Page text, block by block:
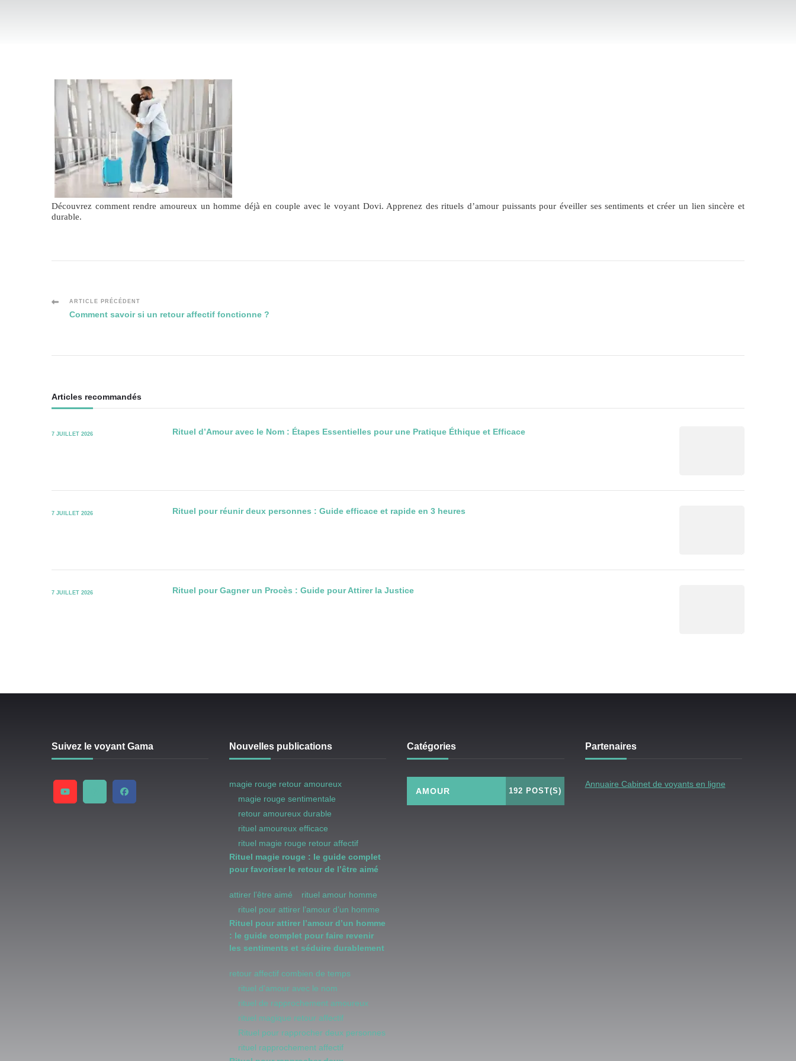
Découvrez comment rendre amoureux un homme déjà en couple avec le voyant Dovi. Apprenez des rituels d’amour puissants pour éveiller ses sentiments et créer un lien sincère et
durable.
Navigation
articles
ARTICLE PRÉCÉDENT
Comment savoir si un retour affectif fonctionne ?
Articles recommandés
7 JUILLET 2026 Rituel d’Amour avec le Nom : Étapes Essentielles pour une Pratique Éthique et Efficace
7 JUILLET 2026 Rituel pour réunir deux personnes : Guide efficace et rapide en 3 heures
7 JUILLET 2026 Rituel pour Gagner un Procès : Guide pour Attirer la Justice
Suivez le voyant Gama Nouvelles publications
magie rouge retour amoureux
magie rouge sentimentale
retour amoureux durable
rituel amoureux efficace
rituel magie rouge retour affectif
Rituel magie rouge : le guide complet
pour favoriser le retour de l’être aimé
attirer l’être aimé
rituel amour homme
rituel pour attirer l’amour d’un homme
Rituel pour attirer l’amour d’un homme
: le guide complet pour faire revenir
les sentiments et séduire durablement
retour affectif combien de temps
rituel d'amour avec le nom
rituel de rapprochement amoureux
rituel magique retour affectif
Rituel pour rapprocher deux personnes
rituel rapprochement affectif
Catégories
AMOUR 192 POST(S)
Partenaires
Annuaire Cabinet de voyants en ligne